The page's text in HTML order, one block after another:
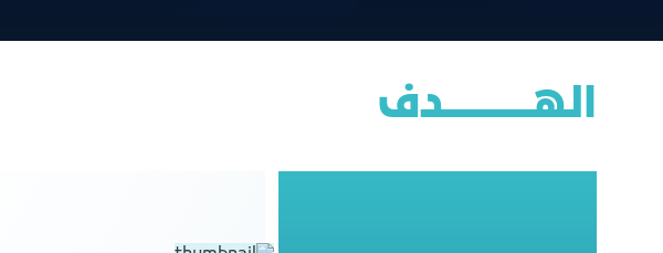
الهــــــــــــــــدف